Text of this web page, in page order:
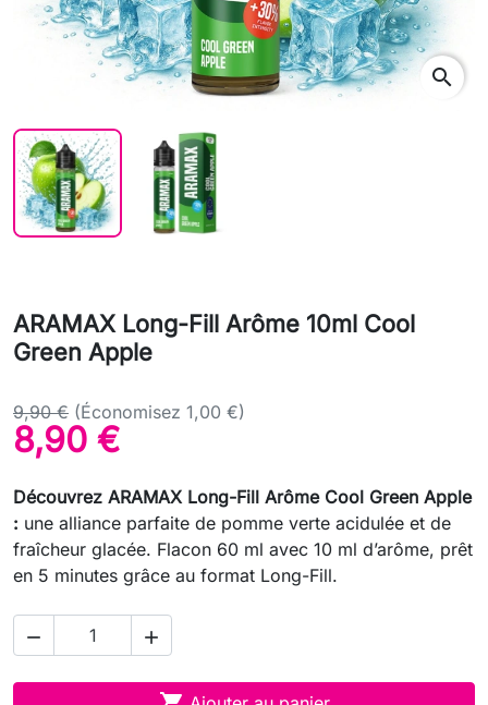
search
ARAMAX Long-Fill Arôme 10ml Cool
Green Apple
9,90 € (Économisez 1,00 €)
8,90 €
Découvrez ARAMAX Long-Fill Arôme Cool Green Apple
: une alliance parfaite de pomme verte acidulée et de
fraîcheur glacée. Flacon 60 ml avec 10 ml d’arôme, prêt
en 5 minutes grâce au format Long-Fill.
 